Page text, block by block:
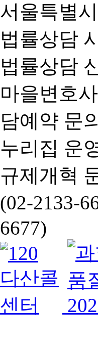
서울특별
법률상담
법률상담
마을변호
담예약 문
누리집 운
규제개혁
(02-2133-
6677)